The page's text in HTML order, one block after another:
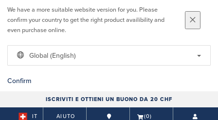
We have a more suitable website version for you. Please
confirm your country to get the right product availibility and
even purchase online.
Global (English)
Confirm
ISCRIVITI E OTTIENI UN BUONO DA 20 CHF
IT AIUTO (0)